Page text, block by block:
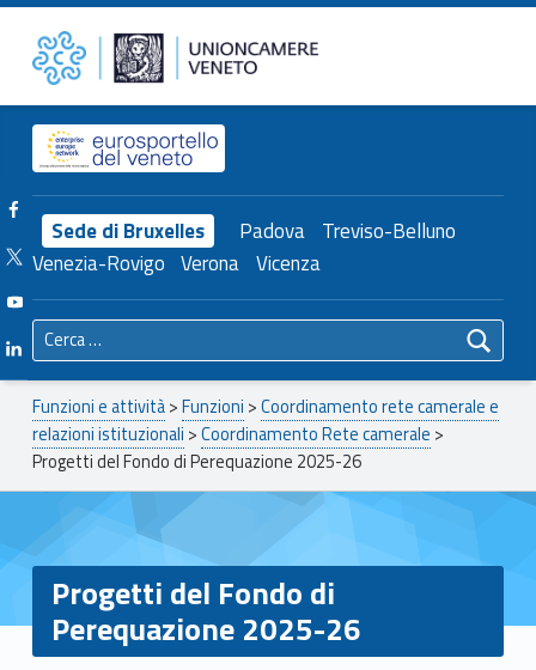
Progetti del Fondo di Perequazione 2025-26 – Unioncamere del Veneto Unioncamere del Veneto
Header info sidebar
Sede di Bruxelles Padova Treviso-Belluno
Venezia-Rovigo Verona Vicenza
Facebook Unioncamere Veneto
Twitter Unioncamere Veneto
Youtube Unioncamere Veneto
Linkedin Unioncamere Veneto
Ricerca per:
Breadcrumbs navigation
Funzioni e attività>Funzioni >Coordinamento rete camerale e
relazioni istituzionali >Coordinamento Rete camerale >
Progetti del Fondo di Perequazione 2025-26
Progetti del Fondo di
Perequazione 2025-26